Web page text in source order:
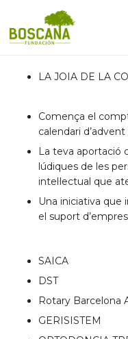
LA JOIA DE LA
Comença el
calendari
La teva aportació
lúdiques de les
intel·lectual que
Una iniciativa que
el suport
SAICA
DST
Rotary Barcelona
GERISISTEM